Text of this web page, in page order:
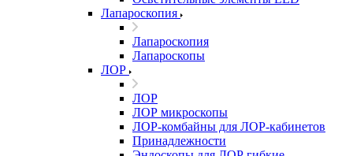
Лапароскопия
Лапароскопия
Лапароскопы
ЛОР
ЛОР
ЛОР микроскопы
ЛОР-комбайны для ЛОР-кабинетов
Принадлежности